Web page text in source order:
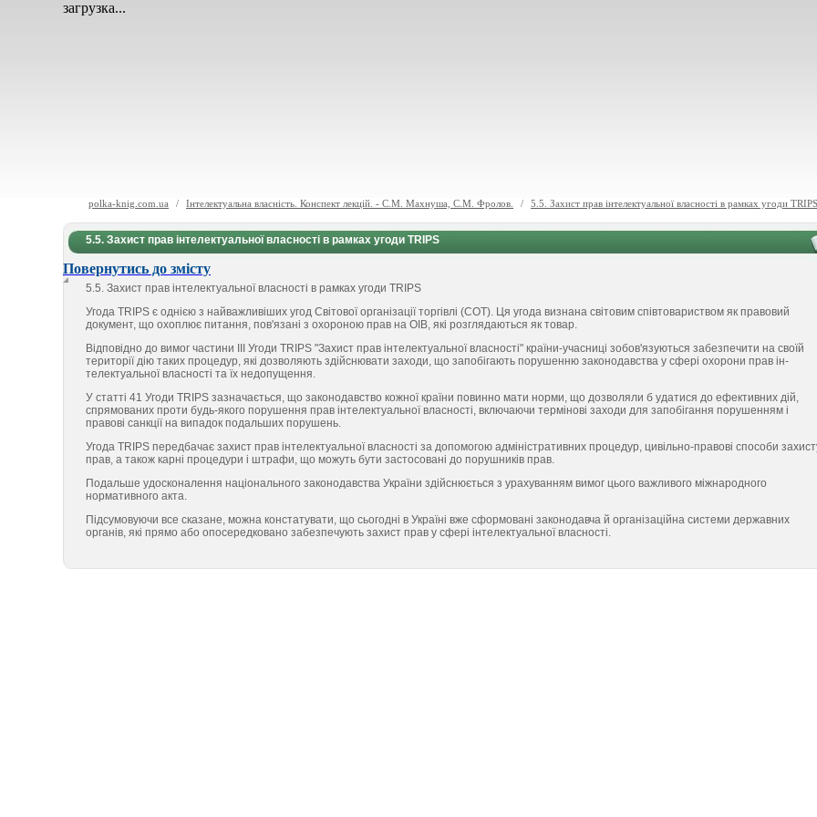
загрузка...
polka-knig.com.ua / Інтелектуальна власність. Конспект лекцій. - С.М. Махнуша, С.М. Фролов. / 5.5. Захист прав інтелектуальної власності в рамках угоди TRIPS
5.5. Захист прав інтелектуальної власності в рамках угоди TRIPS
Повернутись до змісту
5.5. Захист прав інтелектуальної власності в рамках угоди TRIPS
Угода TRIPS є однією з найважливіших угод Світової організації торгівлі (СОТ). Ця угода визнана світовим співтовариством як правовий
документ, що охоплює питання, пов'язані з охо­роною прав на ОІВ, які розглядаються як товар.
Відповідно до вимог частини III Угоди TRIPS "Захист прав інтелектуальної власності" країни-учасниці зо­бов'язуються забезпечити на своїй
території дію таких процедур, які дозволяють здійснювати заходи, що запобі­гають порушенню законодавства у сфері охорони прав ін­
телектуальної власності та їх недопущення.
У статті 41 Угоди TRIPS зазначається, що законодавство кожної країни повинно мати норми, що дозволяли б удати­ся до ефективних дій,
спрямованих проти будь-якого по­рушення прав інтелектуальної власності, включаючи тер­мінові заходи для запобігання порушенням і
правові санкції на випадок подальших порушень.
Угода TRIPS передбачає захист прав інтелектуальної власності за допомогою адміністративних процедур, цивільно-правові способи
прав, а також карні процедури і штрафи, що можуть бути застосовані до порушників прав.
Подальше удосконалення національного законодавства України здійснюється з урахуванням вимог цього важливого міжнародного
нормативного акта.
Підсумовуючи все сказане, можна констатувати, що сьогодні в Україні вже сформовані законодавча й органі­заційна системи державних
органів, які прямо або опосе­редковано забезпечують захист прав у сфері інтелектуа­льної власності.